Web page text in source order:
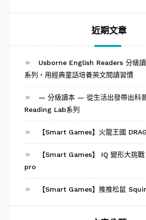
近期文章
Usborne English Readers 分級
系列，用經典童話培養英文閱讀習慣
— 分級讀本 — 從生活出發帶出科
Reading Lab系列
【Smart Games】火龍王國
【Smart Games】 IQ 變形大挑
pro
【Smart Games】推推松鼠